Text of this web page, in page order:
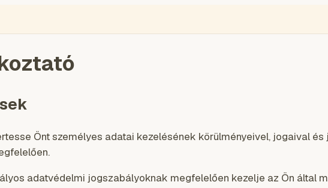
Önt személyes adatai kezelésének körülményeivel, jogaival
adatvédelmi jogszabályoknak megfelelően kezelje az Ön által